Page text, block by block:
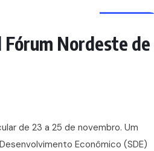
Nordeste de
de 23 a 25 de novembro. Um
Econômico (SDE)